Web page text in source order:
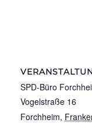
SPD-Büro
Vogelstraße 16
Forchheim,